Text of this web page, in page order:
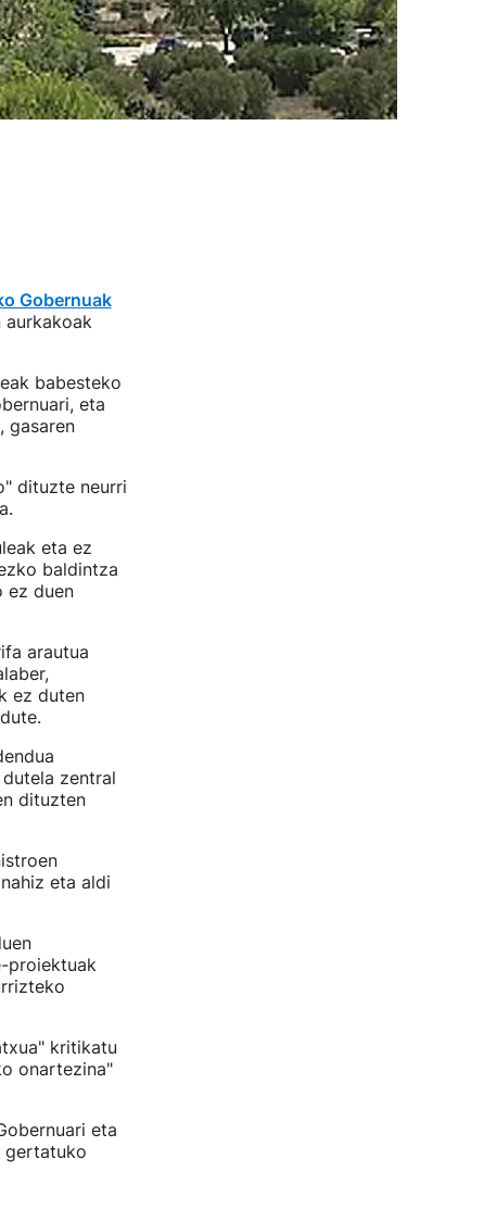
Gobernuak
aurkakoak
babesteko
eta
gasaren
dituzte neurri
eta ez
baldintza
ez duen
arautua
ez duten
zentral
dituzten
eta aldi
proiektuak
kritikatu
onartezina"
eta
gertatuko